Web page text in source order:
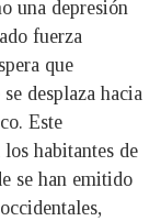
una depresión
fuerza
que
desplaza hacia
Este
los habitantes de
se han emitido